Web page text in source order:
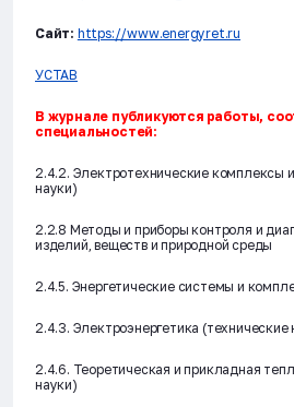
Сайт: https://www.energyret.ru
УСТАВ
В журнале публикуются работы,
специальностей:
2.4.2. Электротехнические комплексы
науки)
2.2.8 Методы и приборы контроля и
изделий, веществ и природной среды
2.4.5. Энергетические системы и
2.4.3. Электроэнергетика (технические
2.4.6. Теоретическая и прикладная
науки)